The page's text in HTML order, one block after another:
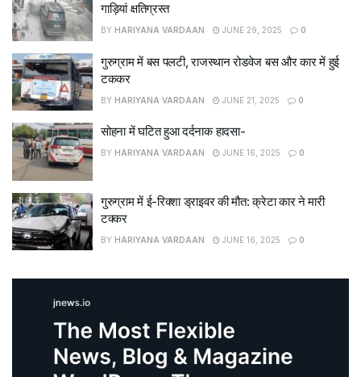
गाड़ियां क्षतिग्रस्त
BY HARIYANA VARDAAN JUNE 29, 2025 0
गुरुग्राम में बस पलटी, राजस्थान रोडवेज बस और कार में हुई
टककर
BY HARIYANA VARDAAN JUNE 21, 2025 0
सोहना में घटित हुआ दर्दनाक हादसा-
BY HARIYANA VARDAAN JUNE 16, 2025 0
गुरुग्राम में ई-रिक्शा ड्राइवर की मौत: क्रेटा कार ने मारी
टक्कर
BY HARIYANA VARDAAN JUNE 16, 2025 0